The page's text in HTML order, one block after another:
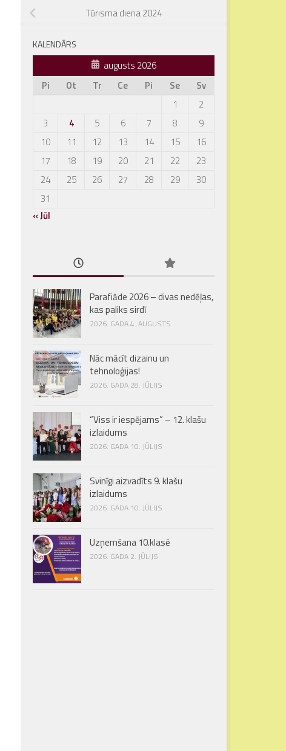
Tūrisma diena 2024
KALENDĀRS
augusts 2026
Pi
Ot Tr Ce Pi Se
Sv
1
2
3
4 5 6 7 8
9
10
11 12 13 14 15
16
17
18 19 20 21 22
23
24
25 26 27 28 29
30
31
« Jūl
Parafiāde 2026 – divas nedēļas,
kas paliks sirdī
2026. GADA 4. AUGUSTS
Nāc mācīt dizainu un
tehnoloģijas!
2026. GADA 28. JŪLIJS
“Viss ir iespējams” – 12. klašu
izlaidums
2026. GADA 10. JŪLIJS
Svinīgi aizvadīts 9. klašu
izlaidums
2026. GADA 10. JŪLIJS
Uzņemšana 10.klasē
2026. GADA 2. JŪLIJS